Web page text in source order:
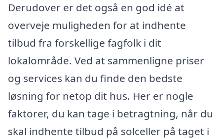
Derudover er det også en god idé at
overveje muligheden for at indhente
tilbud fra forskellige fagfolk i dit
lokalområde. Ved at sammenligne priser
og services kan du finde den bedste
løsning for netop dit hus. Her er nogle
faktorer, du kan tage i betragtning, når du
skal indhente tilbud på solceller på taget i